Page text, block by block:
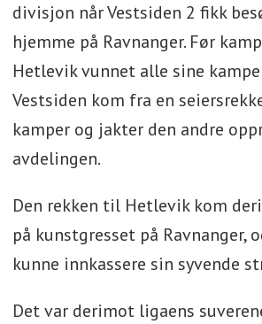
divisjon når Vestsiden 2 fikk
hjemme på Ravnanger. Før
Hetlevik vunnet alle sine
Vestsiden kom fra en
kamper og jakter den andre
avdelingen.
Den rekken til Hetlevik kom
på kunstgresset på Ravnanger,
kunne innkassere sin syvende
Det var derimot ligaens